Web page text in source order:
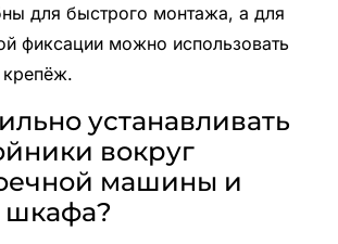
для быстрого монтажа, а для
фиксации можно использовать
крепёж.
устанавливать
вокруг
машины и
шкафа?